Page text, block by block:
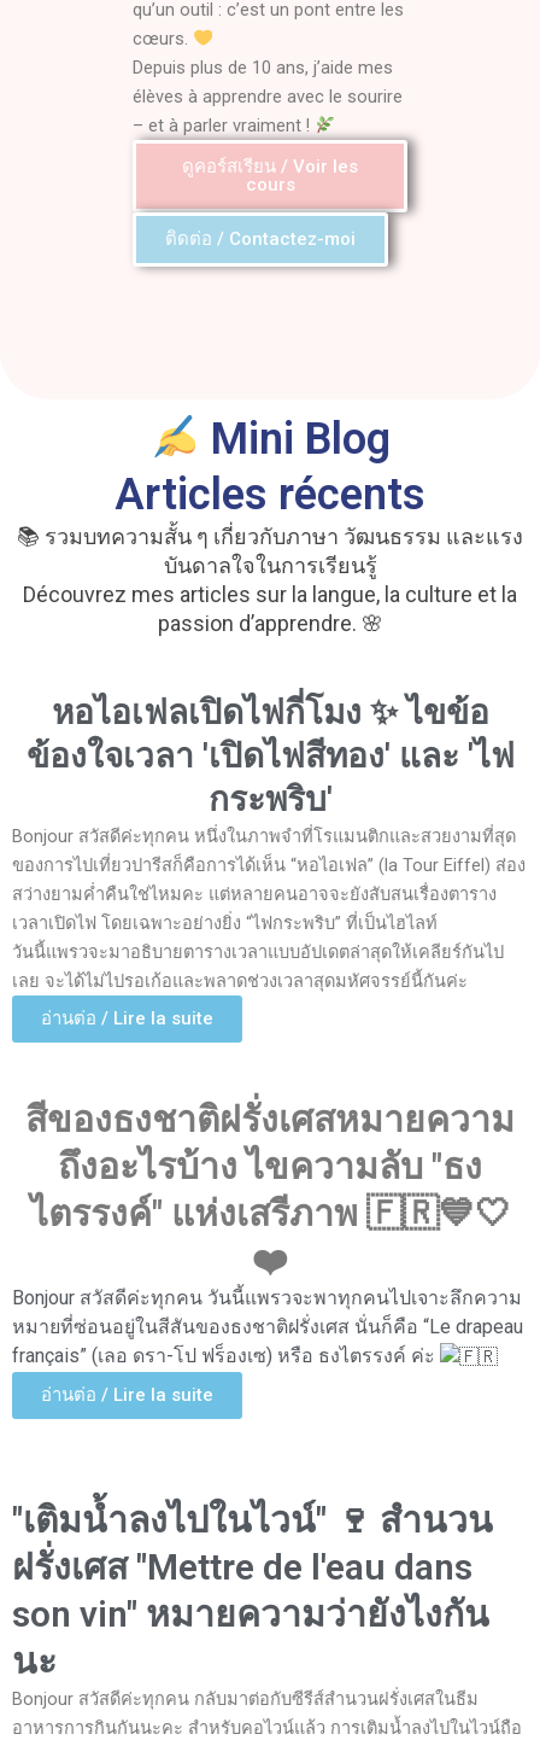
qu’un outil : c’est un pont entre les
cœurs.
Depuis plus de 10 ans, j’aide mes
élèves à apprendre avec le sourire
– et à parler vraiment !
ดูคอร์สเรียน / Voir les
cours
ติดต่อ / Contactez-moi
Mini Blog
Articles récents
📚 รวมบทความสั้น ๆ เกี่ยวกับภาษา วัฒนธรรม และแรง
บันดาลใจในการเรียนรู้
Découvrez mes articles sur la langue, la culture et la
passion d’apprendre. 🌸
หอไอเฟลเปิดไฟกี่โมง ✨ ไขข้อ
ข้องใจเวลา 'เปิดไฟสีทอง' และ 'ไฟ
กระพริบ'
Bonjour สวัสดีค่ะทุกคน หนึ่งในภาพจำที่โรแมนติกและสวยงามที่สุด
ของการไปเที่ยวปารีสก็คือการได้เห็น “หอไอเฟล” (la Tour Eiffel) ส่อง
สว่างยามค่ำคืนใช่ไหมคะ แต่หลายคนอาจจะยังสับสนเรื่องตาราง
เวลาเปิดไฟ โดยเฉพาะอย่างยิ่ง “ไฟกระพริบ” ที่เป็นไฮไลท์
วันนี้แพรวจะมาอธิบายตารางเวลาแบบอัปเดตล่าสุดให้เคลียร์กันไป
เลย จะได้ไม่ไปรอเก้อและพลาดช่วงเวลาสุดมหัศจรรย์นี้กันค่ะ
อ่านต่อ / Lire la suite
สีของธงชาติฝรั่งเศสหมายความ
ถึงอะไรบ้าง ไขความลับ "ธง
ไตรรงค์" แห่งเสรีภาพ 🇫🇷💙🤍
❤️
Bonjour สวัสดีค่ะทุกคน วันนี้แพรวจะพาทุกคนไปเจาะลึกความ
หมายที่ซ่อนอยู่ในสีสันของธงชาติฝรั่งเศส นั่นก็คือ “Le drapeau
français” (เลอ ดรา-โป ฟร็องเซ) หรือ ธงไตรรงค์ ค่ะ
อ่านต่อ / Lire la suite
"เติมน้ำลงไปในไวน์" 🍷 สำนวน
ฝรั่งเศส "Mettre de l'eau dans
son vin" หมายความว่ายังไงกัน
นะ
Bonjour สวัสดีค่ะทุกคน กลับมาต่อกับซีรีส์สำนวนฝรั่งเศสในธีม
อาหารการกินกันนะคะ สำหรับคอไวน์แล้ว การเติมน้ำลงไปในไวน์ถือ